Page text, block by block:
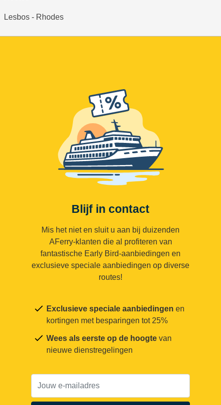
Lesbos - Rhodes
Blijf in contact
Mis het niet en sluit u aan bij duizenden
AFerry-klanten die al profiteren van
fantastische Early Bird-aanbiedingen en
exclusieve speciale aanbiedingen op diverse
routes!
Exclusieve speciale aanbiedingen en
kortingen met besparingen tot 25%
Wees als eerste op de hoogte van
nieuwe dienstregelingen